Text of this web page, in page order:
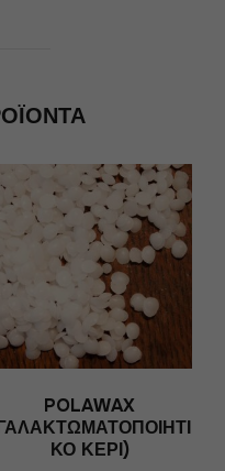
POLAWAX
ΚΌ ΚΕΡΊ)